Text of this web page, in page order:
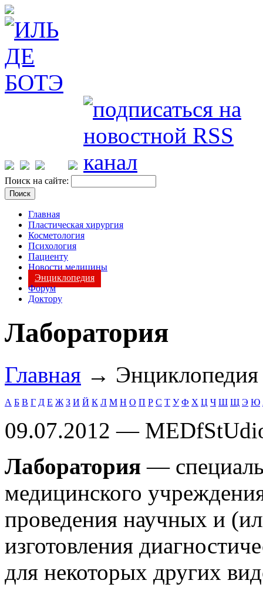
Поиск на сайте:
Главная
Пластическая хирургия
Косметология
Психология
Пациенту
Новости медицины
Энциклопедия
Форум
Доктору
Лаборатория
Главная →
А Б В Г Д Е Ж З И Й К Л М Н О П Р С Т У Ф Х Ц Ч Ш Щ Э Ю
09.07.2012 —
Лаборатория —
медицинского
проведения научных и
изготовления
для некоторых других